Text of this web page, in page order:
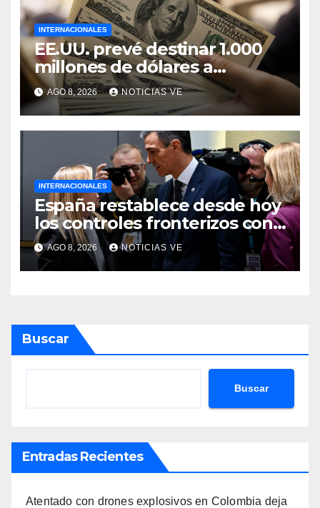
INTERNACIONALES
EE.UU. prevé destinar 1.000
millones de dólares a
Colombia para un paquete de
seguridad
AGO 8, 2026 NOTICIAS VE
INTERNACIONALES
España restablece desde hoy
los controles fronterizos con
Italia tras el rechazo de Roma
a retirar las restricciones
AGO 8, 2026 NOTICIAS VE
Buscar
Buscar
Entradas Recientes
Atentado con drones explosivos en Colombia deja